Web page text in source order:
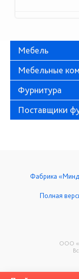
Мебель
Мебельные
Фурнитура
Поставщики
ООО
Фабрика
Полная